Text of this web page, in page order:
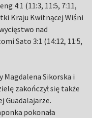
4:1 (11:3, 11:5, 7:11,
Kraju Kwitnącej Wiśni
nad
Sato 3:1 (14:12, 11:5,
Magdalena Sikorska i
zakończył się także
Guadalajarze.
pokonała